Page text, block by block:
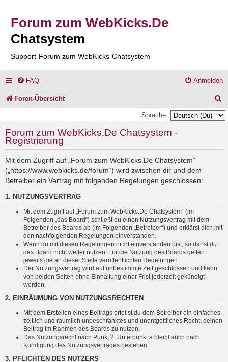
Forum zum WebKicks.De
Chatsystem
Support-Forum zum WebKicks-Chatsystem
FAQ Anmelden
Foren-Übersicht
u
Sprache:
Forum zum WebKicks.De Chatsystem -
Registrierung
Mit dem Zugriff auf „Forum zum WebKicks.De Chatsystem“
(„https://www.webkicks.de/forum“) wird zwischen dir und dem
Betreiber ein Vertrag mit folgenden Regelungen geschlossen:
1. NUTZUNGSVERTRAG
Mit dem Zugriff auf „Forum zum WebKicks.De Chatsystem“ (im
Folgenden „das Board“) schließt du einen Nutzungsvertrag mit dem
Betreiber des Boards ab (im Folgenden „Betreiber“) und erklärst dich mit
den nachfolgenden Regelungen einverstanden.
Wenn du mit diesen Regelungen nicht einverstanden bist, so darfst du
das Board nicht weiter nutzen. Für die Nutzung des Boards gelten
jeweils die an dieser Stelle veröffentlichten Regelungen.
Der Nutzungsvertrag wird auf unbestimmte Zeit geschlossen und kann
von beiden Seiten ohne Einhaltung einer Frist jederzeit gekündigt
werden.
2. EINRÄUMUNG VON NUTZUNGSRECHTEN
Mit dem Erstellen eines Beitrags erteilst du dem Betreiber ein einfaches,
zeitlich und räumlich unbeschränktes und unentgeltliches Recht, deinen
Beitrag im Rahmen des Boards zu nutzen.
Das Nutzungsrecht nach Punkt 2, Unterpunkt a bleibt auch nach
Kündigung des Nutzungsvertrages bestehen.
3. PFLICHTEN DES NUTZERS